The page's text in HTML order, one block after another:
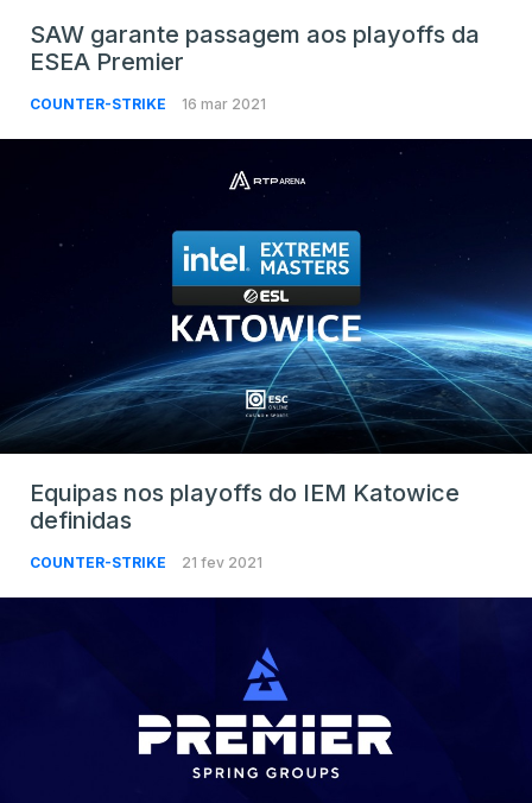
SAW garante passagem aos playoffs da
ESEA Premier
COUNTER-STRIKE 16 mar 2021
Equipas nos playoffs do IEM Katowice
definidas
COUNTER-STRIKE 21 fev 2021